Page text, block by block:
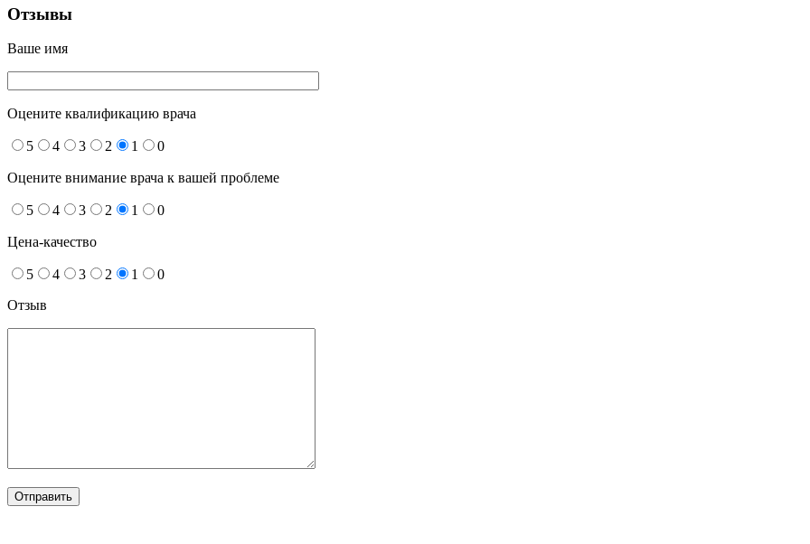
Отзывы
Ваше имя
Оцените квалификацию врача
5 4 3 2 1 0
Оцените внимание врача к вашей проблеме
5 4 3 2 1 0
Цена-качество
5 4 3 2 1
0
Отзыв